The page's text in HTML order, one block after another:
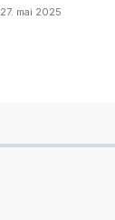
27. mai 2025